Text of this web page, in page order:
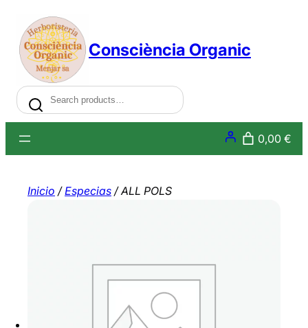
contenido
Consciència Organic
Search
0,00 €
Inicio /Especias / ALL POLS